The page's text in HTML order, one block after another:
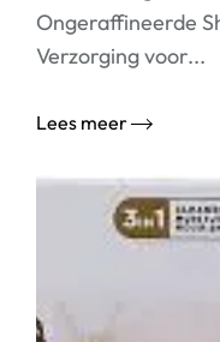
Ongeraffineerde
Verzorging voor...
Lees meer